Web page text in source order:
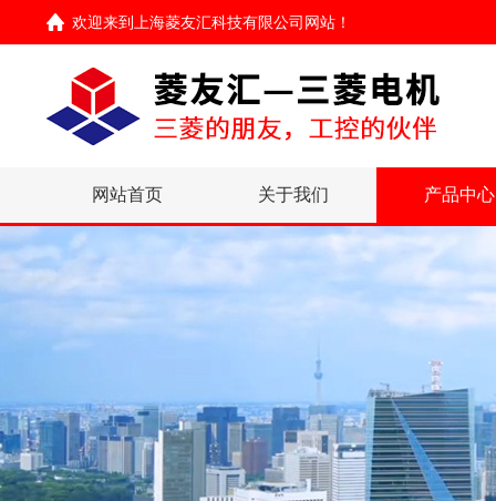
欢迎来到 上海菱友汇科技有限公司网站 ！
网站首页 关于我们 产品中心